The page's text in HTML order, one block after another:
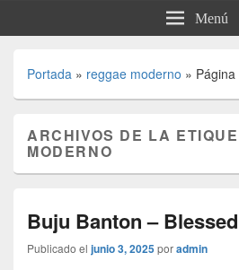
Menú
Portada » reggae moderno » Página
ARCHIVOS DE LA
MODERNO
Buju Banton – Blessed
Publicado el junio 3, 2025poradmin